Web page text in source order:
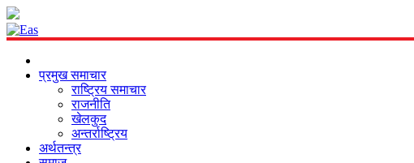
प्रमुख समाचार
राष्ट्रिय समाचार
राजनीति
खेलकुद
अन्तर्राष्ट्रिय
अर्थतन्त्र